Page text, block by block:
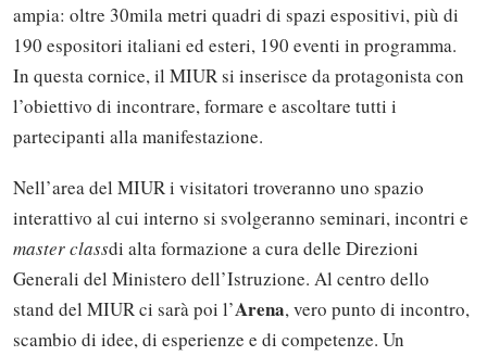
ampia: oltre 30mila metri quadri di spazi espositivi, più di
190 espositori italiani ed esteri, 190 eventi in programma.
In questa cornice, il MIUR si inserisce da protagonista con
l’obiettivo di incontrare, formare e ascoltare tutti i
partecipanti alla manifestazione.
Nell’area del MIUR i visitatori troveranno uno spazio
interattivo al cui interno si svolgeranno seminari, incontri e
master classdi alta formazione a cura delle Direzioni
Generali del Ministero dell’Istruzione. Al centro dello
stand del MIUR ci sarà poi l’Arena, vero punto di incontro,
scambio di idee, di esperienze e di competenze. Un